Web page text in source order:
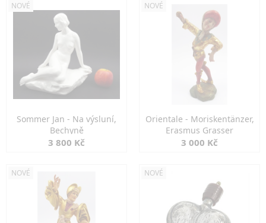
NOVÉ
Sommer Jan - Na výsluní,
Bechyně
3 800 Kč
NOVÉ
Orientale - Moriskentänzer,
Erasmus Grasser
3 000 Kč
NOVÉ NOVÉ